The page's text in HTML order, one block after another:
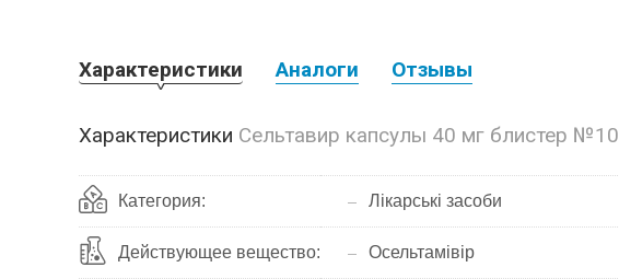
Характеристики Аналоги Отзывы
Характеристики Сельтавир капсулы 40 мг блистер №10
Категория: Лікарські засоби
Действующее вещество: Осельтамівір